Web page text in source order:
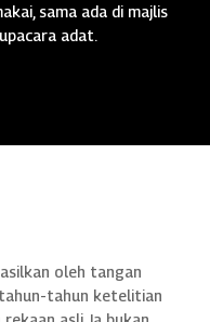
sama ada di majlis
adat.
oleh tangan
tahun ketelitian